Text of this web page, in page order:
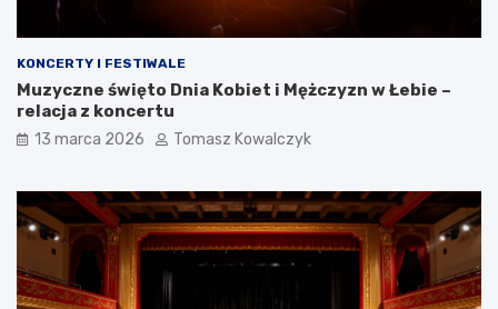
KONCERTY I FESTIWALE
Muzyczne święto Dnia Kobiet i Mężczyzn w Łebie –
relacja z koncertu
13 marca 2026 Tomasz Kowalczyk